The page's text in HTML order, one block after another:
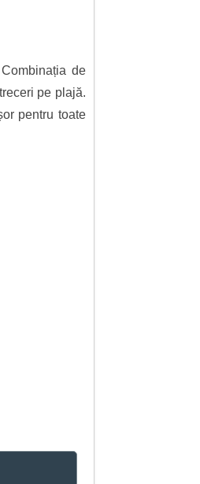
de
pe plajă.
pentru toate